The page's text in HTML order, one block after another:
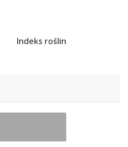
Indeks roślin